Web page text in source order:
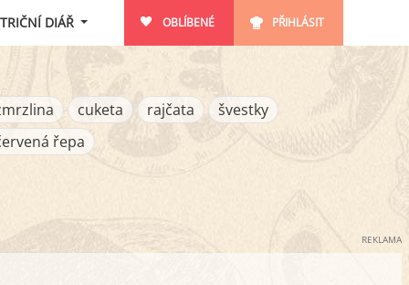
DIÁŘ OBLÍBENÉ PŘIHLÁSIT
cuketa rajčata
švestky
řepa
REKLAMA